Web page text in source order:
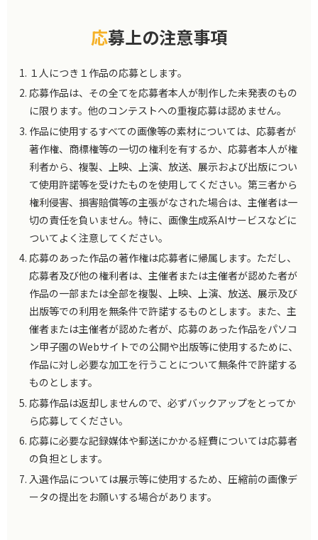
応募上の注意事項
１人につき１作品の応募とします。
応募作品は、その全てを応募者本人が制作した未発表のもの
に限ります。他のコンテストへの重複応募は認めません。
作品に使用するすべての画像等の素材については、応募者が
著作権、商標権等の一切の権利を有するか、応募者本人が権
利者から、複製、上映、上演、放送、展示および出版につい
て使用許諾等を受けたものを使用してください。第三者から
権利侵害、損害賠償等の主張がなされた場合は、主催者は一
切の責任を負いません。特に、画像生成系AIサービスなどに
ついてよく注意してください。
応募のあった作品の著作権は応募者に帰属します。ただし、
応募者及び他の権利者は、主催者または主催者が認めた者が
作品の一部または全部を複製、上映、上演、放送、展示及び
出版等での利用を無条件で許諾するものとします。また、主
催者または主催者が認めた者が、応募のあった作品をパソコ
ン甲子園のWebサイトでの公開や出版等に使用するために、
作品に対し必要な加工を行うことについて無条件で許諾する
ものとします。
応募作品は返却しませんので、必ずバックアップをとってか
ら応募してください。
応募に必要な記録媒体や郵送にかかる経費については応募者
の負担とします。
入選作品については展示等に使用するため、圧縮前の画像デ
ータの提出をお願いする場合があります。